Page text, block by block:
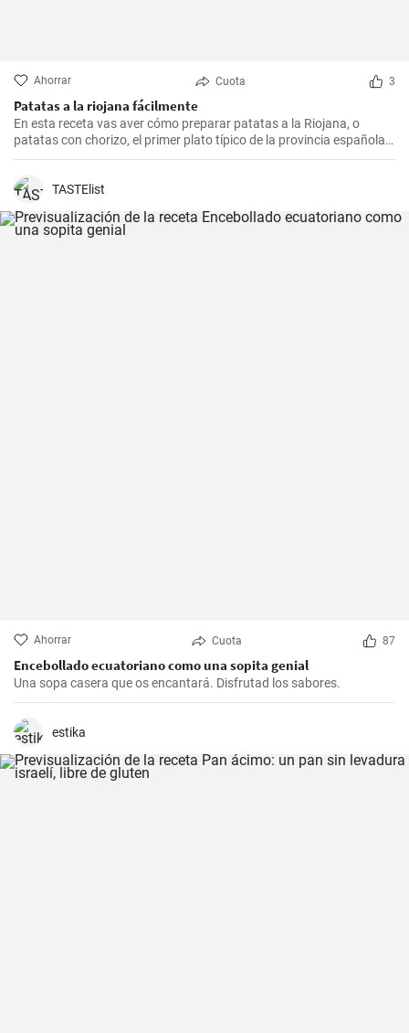
Ahorrar Cuota 3
Patatas a la riojana fácilmente
En esta receta vas aver cómo preparar patatas a la Riojana, o
patatas con chorizo, el primer plato típico de la provincia española
de La Rioja.
TASTElist
Ahorrar Cuota 87
Encebollado ecuatoriano como una sopita genial
Una sopa casera que os encantará. Disfrutad los sabores.
estika